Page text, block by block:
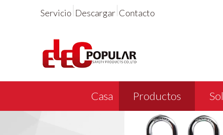
Servicio Descargar Contacto
Casa Productos